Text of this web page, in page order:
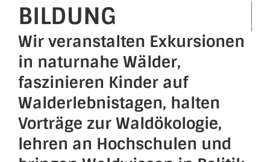
BILDUNG
Wir veranstalten Exkursionen
in naturnahe Wälder,
faszinieren Kinder auf
Walderlebnistagen, halten
Vorträge zur Waldökologie,
lehren an Hochschulen und